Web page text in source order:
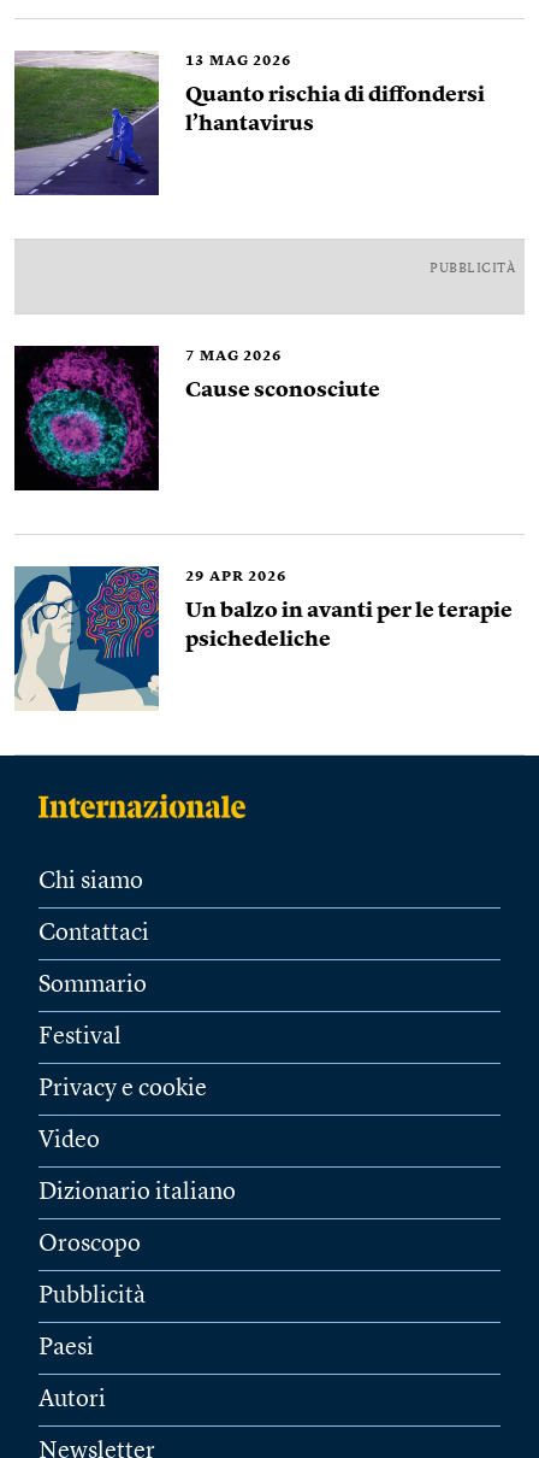
13 MAG 2026
Quanto rischia di diffondersi
l’hantavirus
PUBBLICITÀ
7 MAG 2026
Cause sconosciute
29 APR 2026
Un balzo in avanti per le terapie
psichedeliche
Chi siamo
Contattaci
Sommario
Festival
Privacy e cookie
Video
Dizionario italiano
Oroscopo
Pubblicità
Paesi
Autori
Newsletter